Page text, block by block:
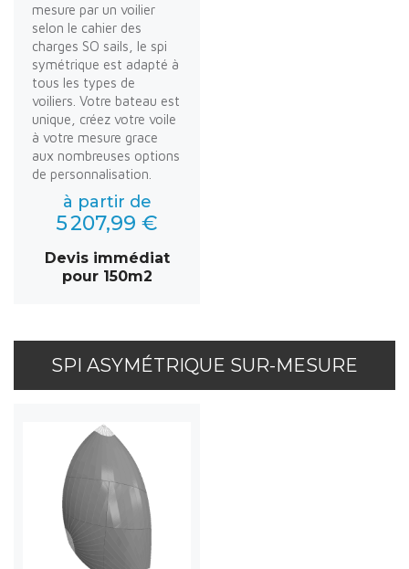
mesure par un voilier
selon le cahier des
charges SO sails, le spi
symétrique est adapté à
tous les types de
voiliers. Votre bateau est
unique, créez votre voile
à votre mesure grace
aux nombreuses options
de personnalisation.
à partir de
5 207,99 €
Devis immédiat
pour 150m2
SPI ASYMÉTRIQUE SUR-MESURE